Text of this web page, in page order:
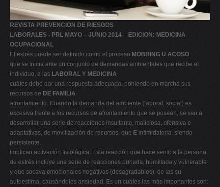
REVISTA PREVENCION DE RIESGOS
LABORALES - PRL MAYO – JUNIO 2014 – EDICION: MEDICINA
OCUPACIONAL
El estrés puede ser definido como el proceso MOBBING U ACOSO
que se inicia ante un conjunto de demandas ambientales que recibe el
individuo, a las LABORAL Y MEDICINA
cuáles debe dar una respuesta adecuada, poniendo en marcha sus
recursos de DE FAMILIA
afrontamiento. Cuando la demanda del ambiente (laboral, social) es
excesiva frente a los recursos de afrontamiento que se poseen, se van a
desarrollar una serie de reacciones insultante, maliciosa, ofensiva e
adaptativas, de movilización de recursos, que E intimidatoria, siendo
persistente,
implican activación fisiológica. Esta reacción que hace sentir a la persona
de estrés incluye una serie de reacciones burlada, humillada y vulnerable
y que socava emocionales negativas (desagradables), de las su
autoestima, causándoles ansiedad. Es un cuáles las más importantes son: